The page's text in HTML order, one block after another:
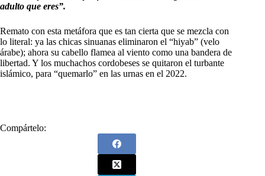
adulto que eres”.
Remato con esta metáfora que es tan cierta que se mezcla con
lo literal: ya las chicas sinuanas eliminaron el “hiyab” (velo
árabe); ahora su cabello flamea al viento como una bandera de
libertad. Y los muchachos cordobeses se quitaron el turbante
islámico, para “quemarlo” en las urnas en el 2022.
Compártelo: